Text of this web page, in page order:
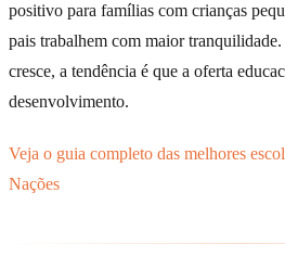
positivo para famílias com crianças
pais trabalhem com maior
cresce, a tendência é que a oferta
desenvolvimento.
Veja o guia completo das melhores
Nações